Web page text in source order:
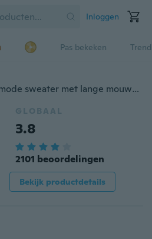
Inloggen
Pas bekeken
Plus size Nieuwe damesmode sweater met lange mouwen en capuchon
GLOBAAL
3.8
2101 beoordelingen
Bekijk productdetails